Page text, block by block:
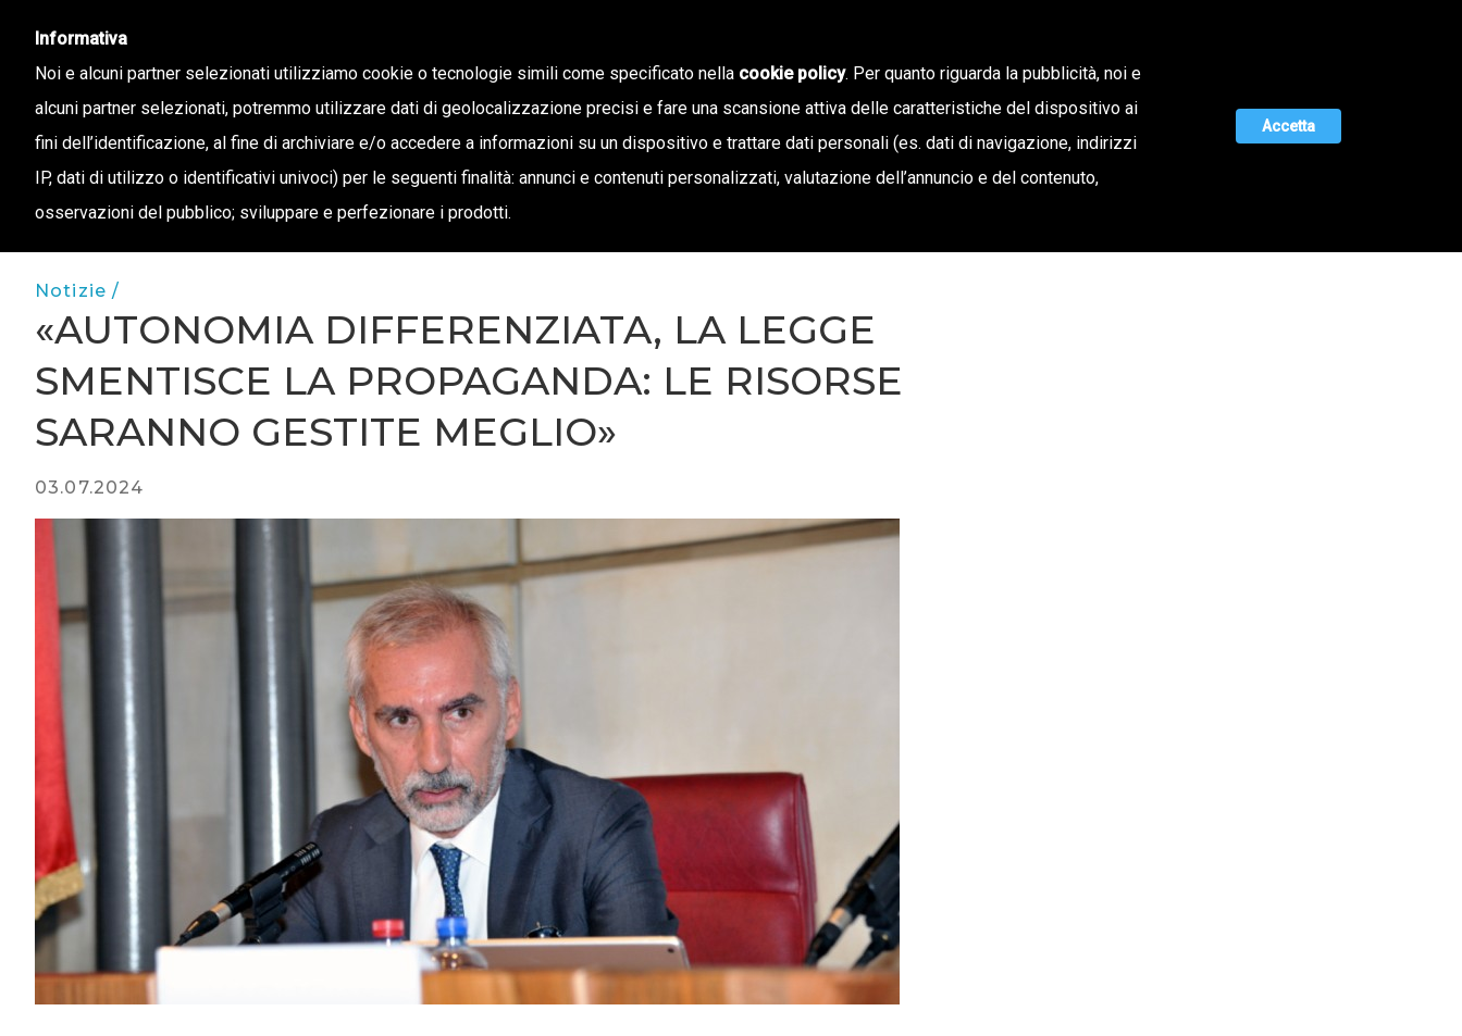
info@confapi.padova.it
CHI SIAMO STAMPA E TERRITORIO NOTIZIE OFFERTA DI VALORE MAGAZINE UNISCITI A NOI
Notizie /
«AUTONOMIA DIFFERENZIATA, LA LEGGE
SMENTISCE LA PROPAGANDA: LE RISORSE
SARANNO GESTITE MEGLIO»
03.07.2024
Informativa
Noi e alcuni partner selezionati utilizziamo cookie o tecnologie simili come specificato nella cookie policy. Per quanto riguarda la pubblicità, noi e
alcuni partner selezionati, potremmo utilizzare dati di geolocalizzazione precisi e fare una scansione attiva delle caratteristiche del dispositivo ai
fini dell’identificazione, al fine di archiviare e/o accedere a informazioni su un dispositivo e trattare dati personali (es. dati di navigazione, indirizzi
IP, dati di utilizzo o identificativi univoci) per le seguenti finalità: annunci e contenuti personalizzati, valutazione dell’annuncio e del contenuto,
osservazioni del pubblico; sviluppare e perfezionare i prodotti.
Accetta